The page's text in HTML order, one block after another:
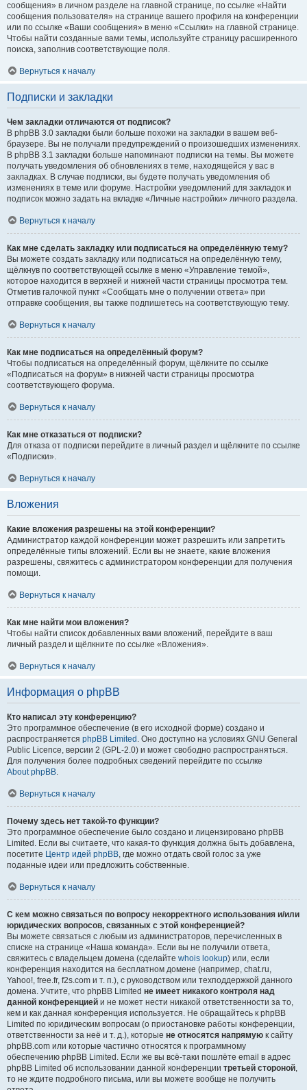
сообщения» в личном разделе на главной странице, по ссылке «Найти
сообщения пользователя» на странице вашего профиля на конференции
или по ссылке «Ваши сообщения» в меню «Ссылки» на главной странице.
Чтобы найти созданные вами темы, используйте страницу расширенного
поиска, заполнив соответствующие поля.
Вернуться к началу
Подписки и закладки
Чем закладки отличаются от подписок?
В phpBB 3.0 закладки были больше похожи на закладки в вашем веб-
браузере. Вы не получали предупреждений о произошедших изменениях.
В phpBB 3.1 закладки больше напоминают подписки на темы. Вы можете
получать уведомления об обновлениях в теме, находящейся у вас в
закладках. В случае подписки, вы будете получать уведомления об
изменениях в теме или форуме. Настройки уведомлений для закладок и
подписок можно задать на вкладке «Личные настройки» личного раздела.
Вернуться к началу
Как мне сделать закладку или подписаться на определённую тему?
Вы можете создать закладку или подписаться на определённую тему,
щёлкнув по соответствующей ссылке в меню «Управление темой»,
которое находится в верхней и нижней части страницы просмотра тем.
Отметив галочкой пункт «Сообщать мне о получении ответа» при
отправке сообщения, вы также подпишетесь на соответствующую тему.
Вернуться к началу
Как мне подписаться на определённый форум?
Чтобы подписаться на определённый форум, щёлкните по ссылке
«Подписаться на форум» в нижней части страницы просмотра
соответствующего форума.
Вернуться к началу
Как мне отказаться от подписки?
Для отказа от подписки перейдите в личный раздел и щёлкните по ссылке
«Подписки».
Вернуться к началу
Вложения
Какие вложения разрешены на этой конференции?
Администратор каждой конференции может разрешить или запретить
определённые типы вложений. Если вы не знаете, какие вложения
разрешены, свяжитесь с администратором конференции для получения
помощи.
Вернуться к началу
Как мне найти мои вложения?
Чтобы найти список добавленных вами вложений, перейдите в ваш
личный раздел и щёлкните по ссылке «Вложения».
Вернуться к началу
Информация о phpBB
Кто написал эту конференцию?
Это программное обеспечение (в его исходной форме) создано и
распространяется phpBB Limited . Оно доступно на условиях GNU General
Public Licence, версии 2 (GPL-2.0) и может свободно распространяться.
Для получения более подробных сведений перейдите по ссылке
About phpBB.
Вернуться к началу
Почему здесь нет такой-то функции?
Это программное обеспечение было создано и лицензировано phpBB
Limited. Если вы считаете, что какая-то функция должна быть добавлена,
посетите Центр идей phpBB, где можно отдать свой голос за уже
поданные идеи или предложить собственные.
Вернуться к началу
С кем можно связаться по вопросу некорректного использования и/или
юридических вопросов, связанных с этой конференцией?
Вы можете связаться с любым из администраторов, перечисленных в
списке на странице «Наша команда». Если вы не получили ответа,
свяжитесь с владельцем домена (сделайте whois lookup) или, если
конференция находится на бесплатном домене (например, chat.ru,
Yahoo!, free.fr, f2s.com и т. п.), с руководством или техподдержкой данного
домена. Учтите, что phpBB Limited не имеет никакого контроля над
данной конференцией и не может нести никакой ответственности за то,
кем и как данная конференция используется. Не обращайтесь к phpBB
Limited по юридическим вопросам (о приостановке работы конференции,
ответственности за неё и т. д.), которые не относятся напрямую к сайту
phpBB.com или которые частично относятся к программному
обеспечению phpBB Limited. Если же вы всё-таки пошлёте email в адрес
phpBB Limited об использовании данной конференции третьей стороной,
то не ждите подробного письма, или вы можете вообще не получить